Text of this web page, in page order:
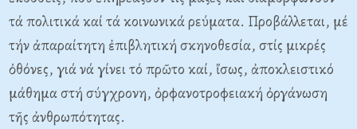
τά πολιτικά καί τά κοινωνικά ρεύματα. Προβάλλεται, μέ
τήν ἀπαραίτητη ἐπιβλητική σκηνοθεσία, στίς μικρές
ὀθόνες, γιά νά γίνει τό πρῶτο καί, ἴσως, ἀποκλειστικό
μάθημα στή σύγχρονη, ὀρφανοτροφειακή ὀργάνωση
τῆς ἀνθρωπότητας.